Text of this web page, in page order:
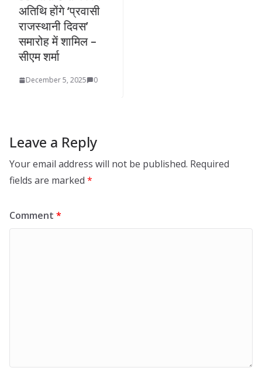
होंगे ‘प्रवासी
दिवस’
में शामिल –
शर्मा
5, 2025 0
Leave a Reply
Your email address will not be published. Required
fields are marked *
Comment *